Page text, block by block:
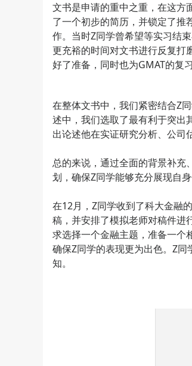
文书是申请的重中之重，在这方
了一个初步的简历，并锁定了推
作。当时Z同学曾希望等实习结
更充裕的时间对文书进行反复打
好了准备，同时也为GMAT的复
在整体文书中，我们紧密结合Z
述中，我们选取了最有利于突出
出论述他在实证研究分析、公司
总的来说，通过全面的背景补充
划，确保Z同学能够充分展现自
在12月，Z同学收到了科大金融
稿，并安排了模拟老师对稿件进
求选择一个金融主题，准备一
确保Z同学的表现更为出色。Z
知。